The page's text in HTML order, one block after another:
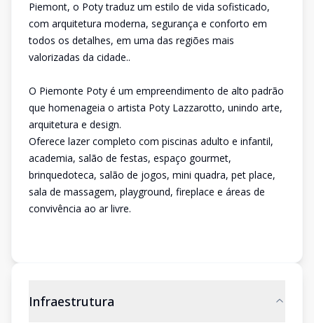
Piemont, o Poty traduz um estilo de vida sofisticado,
com arquitetura moderna, segurança e conforto em
todos os detalhes, em uma das regiões mais
valorizadas da cidade..
O Piemonte Poty é um empreendimento de alto padrão
que homenageia o artista Poty Lazzarotto, unindo arte,
arquitetura e design.
Oferece lazer completo com piscinas adulto e infantil,
academia, salão de festas, espaço gourmet,
brinquedoteca, salão de jogos, mini quadra, pet place,
sala de massagem, playground, fireplace e áreas de
convivência ao ar livre.
Infraestrutura